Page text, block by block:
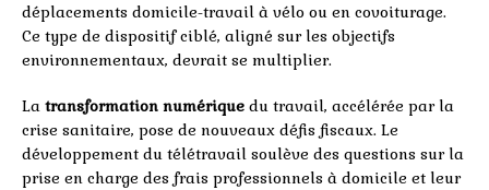
déplacements domicile-travail à vélo ou en covoiturage.
Ce type de dispositif ciblé, aligné sur les objectifs
environnementaux, devrait se multiplier.
La transformation numérique du travail, accélérée par la
crise sanitaire, pose de nouveaux défis fiscaux. Le
développement du télétravail soulève des questions sur la
prise en charge des frais professionnels à domicile et leur